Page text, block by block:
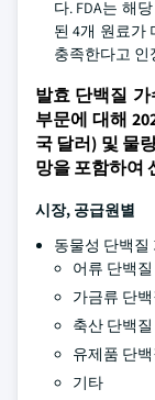
다. FDA는 해
된 4개 원료가
충족한다고 인
발효 단백질
부문에 대해
국 달러) 및 물
망을 포함하여
시장, 공급원별
동물성 단백질
어류 단백
가금류 단
축산 단백
유제품 단
기타